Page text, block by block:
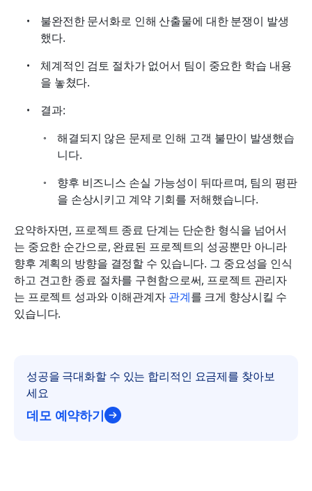
불완전한 문서화로 인해 산출물에 대한 분쟁이 발생
했다.
체계적인 검토 절차가 없어서 팀이 중요한 학습 내용
을 놓쳤다.
결과:
해결되지 않은 문제로 인해 고객 불만이 발생했습
니다.
향후 비즈니스 손실 가능성이 뒤따르며, 팀의 평판
을 손상시키고 계약 기회를 저해했습니다.
요약하자면, 프로젝트 종료 단계는 단순한 형식을 넘어서
는 중요한 순간으로, 완료된 프로젝트의 성공뿐만 아니라
향후 계획의 방향을 결정할 수 있습니다. 그 중요성을 인식
하고 견고한 종료 절차를 구현함으로써, 프로젝트 관리자
는 프로젝트 성과와 이해관계자 관계를 크게 향상시킬 수
있습니다.
성공을 극대화할 수 있는 합리적인 요금제를 찾아보
세요
데모 예약하기